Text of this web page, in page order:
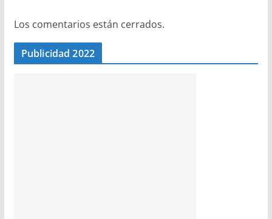
Los comentarios están cerrados.
Publicidad 2022